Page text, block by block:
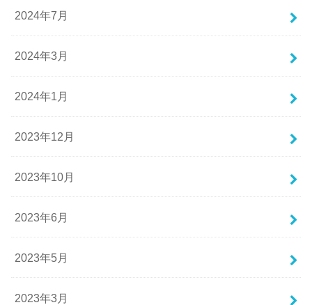
2024年7月
2024年3月
2024年1月
2023年12月
2023年10月
2023年6月
2023年5月
2023年3月